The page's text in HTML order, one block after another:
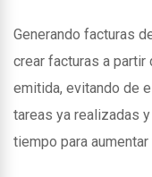
Generando facturas
crear facturas a partir
emitida, evitando de
tareas ya realizadas
tiempo para